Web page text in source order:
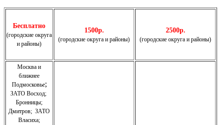
Бесплатно
(городские округа
и районы)
1500р.
(городские округа и районы)
2500р.
(городские округа и районы)
Москва и
ближнее
Подмосковье;
ЗАТО Восход;
Бронницы;
Дмитров; ЗАТО
Власиха;